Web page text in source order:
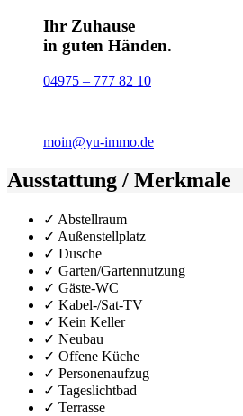
Ihr Zuhause
in guten Händen.
04975 – 777 82 10
moin@yu-immo.de
Ausstattung / Merkmale
✓ Abstellraum
✓ Außenstellplatz
✓ Dusche
✓ Garten/Gartennutzung
✓ Gäste-WC
✓ Kabel-/Sat-TV
✓ Kein Keller
✓ Neubau
✓ Offene Küche
✓ Personenaufzug
✓ Tageslichtbad
✓ Terrasse